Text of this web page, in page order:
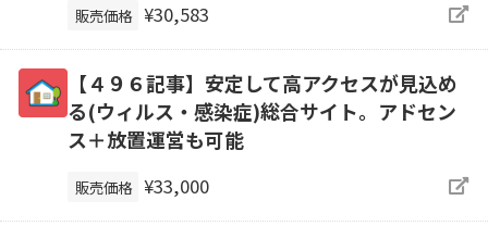
販売価格 ¥30,583
【４９６記事】安定して高アクセスが見込め
る(ウィルス・感染症)総合サイト。アドセン
ス＋放置運営も可能
販売価格 ¥33,000